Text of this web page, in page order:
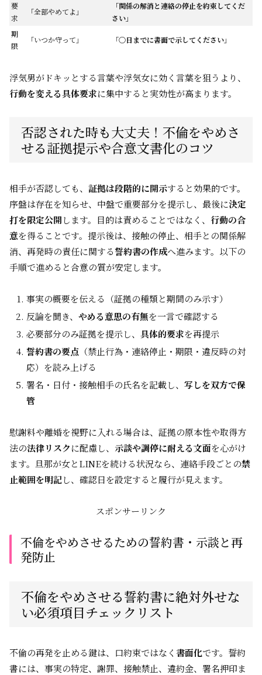
要
求
「全部やめてよ」
「関係の解消と連絡の停止を約束してくだ
さい」
期
限
「いつか守って」 「〇日までに書面で示してください」
浮気男がドキッとする言葉や浮気女に効く言葉を狙うより、
行動を変える具体要求に集中すると実効性が高まります。
否認された時も大丈夫！不倫をやめさ
せる証拠提示や合意文書化のコツ
相手が否認しても、 証拠は段階的に開示すると効果的です。
序盤は存在を知らせ、中盤で重要部分を提示し、最後に決定
打を限定公開します。目的は責めることではなく、 行動の合
意を得ることです。提示後は、接触の停止、相手との関係解
消、再発時の責任に関する誓約書の作成へ進みます。以下の
手順で進めると合意の質が安定します。
事実の概要を伝える（証拠の種類と期間のみ示す）
反論を聞き、 やめる意思の有無を一言で確認する
必要部分のみ証拠を提示し、 具体的要求を再提示
誓約書の要点 （禁止行為・連絡停止・期限・違反時の対
応）を読み上げる
署名・日付・接触相手の氏名を記載し、 写しを双方で保
管
慰謝料や離婚を視野に入れる場合は、証拠の原本性や取得方
法の法律リスクに配慮し、 示談や調停に耐える文面を心がけ
ます。旦那が女とLINEを続ける状況なら、連絡手段ごとの禁
止範囲を明記し、確認日を設定すると履行が見えます。
スポンサーリンク
不倫をやめさせるための誓約書・示談と再
発防止
不倫をやめさせる誓約書に絶対外せな
い必須項目チェックリスト
不倫の再発を止める鍵は、口約束ではなく 書面化です。誓約
書には、事実の特定、謝罪、接触禁止、違約金、署名押印ま